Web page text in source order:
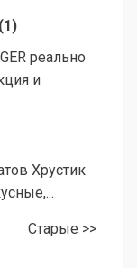
(1)
реально
и
Хрустик
Старые >>